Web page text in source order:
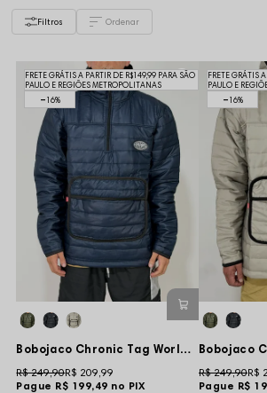
Filtros
16%
FRETE GRÁTIS A PARTIR DE R$149,99 PARA SÃO
PAULO E REGIÕES METROPOLITANAS
Bobojaco Chronic Tag World Bolso Especial - Marinho
Pague R$ 199,49 no PIX
R$ 249,90R$ 209,99
16%
FRETE GRÁTIS
PAULO E
Pague R$
R$ 249,90R$